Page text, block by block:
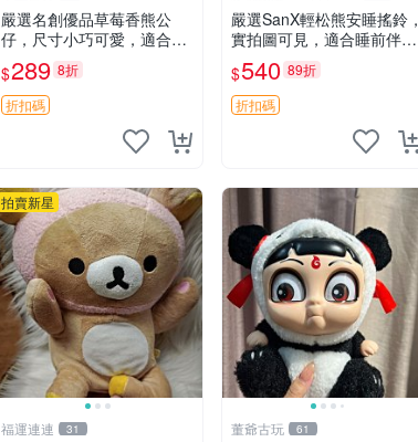
嚴選名創優品草莓香熊公
仔，尺寸小巧可愛，適合收
藏賞玩 30cm 玩具 公仔 草
莓熊
$289 8折
折扣碼
嚴選SanX輕松熊安睡搖鈴，
實拍圖可見，適合睡前伴
侶， Picks安撫好物 0325
懸吊 電腦
$540 89折
折扣碼
拍賣新星
福運連連 31 董爺古玩 61